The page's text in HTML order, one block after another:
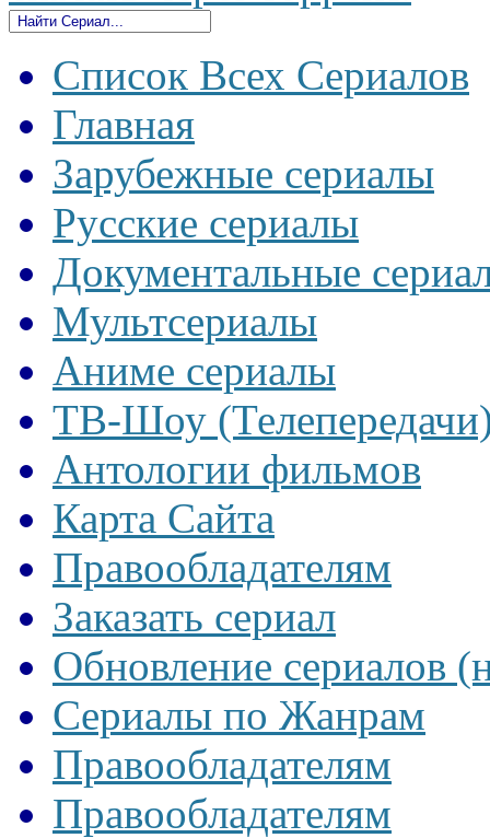
Список Всех Сериалов
Главная
Зарубежные сериалы
Русские сериалы
Документальные
Мультсериалы
Аниме сериалы
ТВ-Шоу
Антологии фильмов
Карта Сайта
Правообладателям
Заказать сериал
Обновление сериалов
Сериалы по Жанрам
Правообладателям
Правообладателям